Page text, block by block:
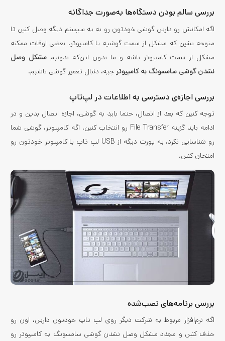
بررسی سالم بودن دستگاه‌ها به‌صورت جداگانه
اگه امکانش رو دارین گوشی خودتون رو به یه سیستم دیگه وصل کنین تا
متوجه بشین که مشکل از سمت گوشیه یا کامپیوتر. بعضی اوقات ممکنه
مشکل از سمت کامپیوتر باشه و ما بدون این‌که بدونیم مشکل وصل
نشدن گوشی سامسونگ به کامپیوتر چیه، دنبال تعمیر گوشی باشیم.
بررسی اجازه‌ی دسترسی به اطلاعات در لپ‌تاپ
توجه کنین که بعد از اتصال، حتما باید به گوشی، اجازه اتصال بدین و در
ادامه باید گزینة File Transfer رو انتخاب کنین. اگه کامپیوتر، گوشی شما
رو شناسایی نکرد، یه پورت دیگه از USB لپ تاپ یا کامپیوتر خودتون رو
امتحان کنین.
بررسی برنامه‌های نصب‌شده
اگه نرم‌افزار مربوط به شرکت دیگر روی لپ تاپ خودتون دارین، اون رو
حذف کنین و مجدد مشکل وصل نشدن گوشی سامسونگ به کامپیوتر رو